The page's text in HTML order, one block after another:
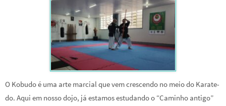
O Kobudo é uma arte marcial que vem crescendo no meio do Karate-
do. Aqui em nosso dojo, já estamos estudando o “Caminho antigo”